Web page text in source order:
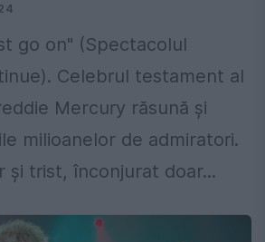
go on" (Spectacolul
Celebrul testament al
Mercury răsună și
milioanelor de admiratori.
și trist, înconjurat doar...